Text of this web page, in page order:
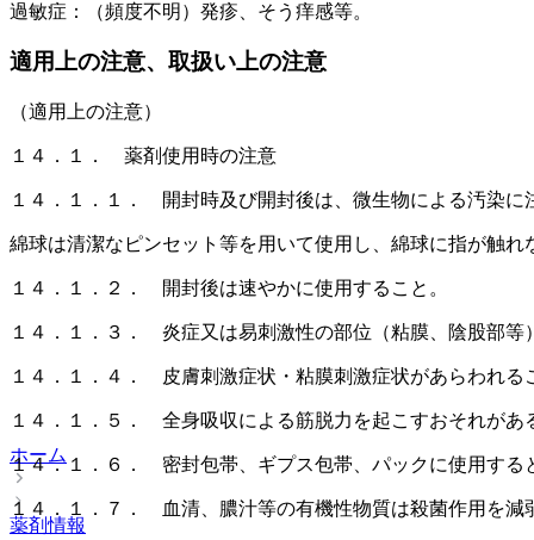
過敏症：（頻度不明）発疹、そう痒感等。
適用上の注意、取扱い上の注意
（適用上の注意）
１４．１． 薬剤使用時の注意
１４．１．１． 開封時及び開封後は、微生物による汚染に
綿球は清潔なピンセット等を用いて使用し、綿球に指が触れ
１４．１．２． 開封後は速やかに使用すること。
１４．１．３． 炎症又は易刺激性の部位（粘膜、陰股部
１４．１．４． 皮膚刺激症状・粘膜刺激症状があらわれる
１４．１．５． 全身吸収による筋脱力を起こすおそれが
１４．１．６． 密封包帯、ギプス包帯、パックに使用する
１４．１．７． 血清、膿汁等の有機性物質は殺菌作用を
ホーム
薬剤情報